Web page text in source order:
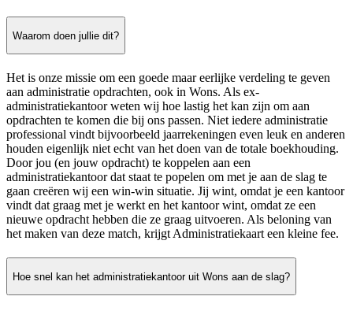
Waarom doen jullie dit?
Het is onze missie om een goede maar eerlijke verdeling te geven
aan administratie opdrachten, ook in Wons. Als ex-
administratiekantoor weten wij hoe lastig het kan zijn om aan
opdrachten te komen die bij ons passen. Niet iedere administratie
professional vindt bijvoorbeeld jaarrekeningen even leuk en anderen
houden eigenlijk niet echt van het doen van de totale boekhouding.
Door jou (en jouw opdracht) te koppelen aan een
administratiekantoor dat staat te popelen om met je aan de slag te
gaan creëren wij een win-win situatie. Jij wint, omdat je een kantoor
vindt dat graag met je werkt en het kantoor wint, omdat ze een
nieuwe opdracht hebben die ze graag uitvoeren. Als beloning van
het maken van deze match, krijgt Administratiekaart een kleine fee.
Hoe snel kan het administratiekantoor uit Wons aan de slag?